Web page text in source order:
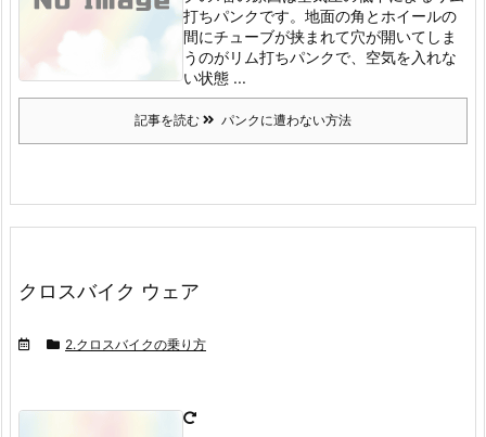
打ちパンクです。 地面の角とホイールの
間にチューブが挟まれて穴が開いてしま
うのがリム打ちパンクで、空気を入れな
い状態 ...
記事を読む パンクに遭わない方法
クロスバイク ウェア
2.クロスバイクの乗り方